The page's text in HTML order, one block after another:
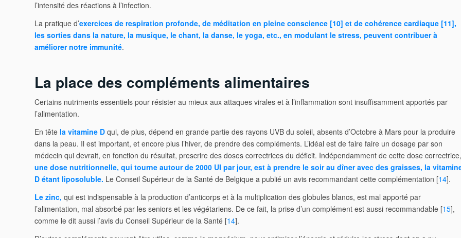
l’intensité des réactions à l’infection.
La pratique d’exercices de respiration profonde, de méditation en pleine conscience [10] et de cohérence cardiaque [11],
les sorties dans la nature, la musique, le chant, la danse, le yoga, etc., en modulant le stress, peuvent contribuer à
améliorer notre immunité.
La place des compléments alimentaires
Certains nutriments essentiels pour résister au mieux aux attaques virales et à l’inflammation sont insuffisamment apportés par
l’alimentation.
En tête la vitamine D qui, de plus, dépend en grande partie des rayons UVB du soleil, absents d’Octobre à Mars pour la produire
dans la peau. Il est important, et encore plus l’hiver, de prendre des compléments. L’idéal est de faire faire un dosage par son
médecin qui devrait, en fonction du résultat, prescrire des doses correctrices du déficit. Indépendamment de cette dose correctrice,
une dose nutritionnelle, qui tourne autour de 2000 UI par jour, est à prendre le soir au dîner avec des graisses, la
D étant liposoluble. Le Conseil Supérieur de la Santé de Belgique a publié un avis recommandant cette complémentation [14].
Le zinc, qui est indispensable à la production d’anticorps et à la multiplication des globules blancs, est mal apporté par
l’alimentation, mal absorbé par les seniors et les végétariens. De ce fait, la prise d’un complément est aussi recommandable [15],
comme le dit aussi l’avis du Conseil Supérieur de la Santé [14].